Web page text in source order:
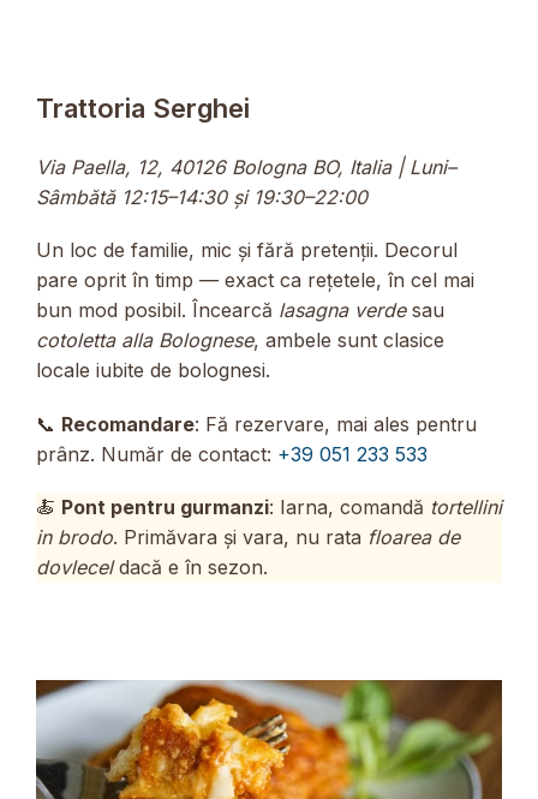
Trattoria Serghei
Via Paella, 12, 40126 Bologna BO, Italia | Luni–
Sâmbătă 12:15–14:30 și 19:30–22:00
Un loc de familie, mic și fără pretenții. Decorul
pare oprit în timp — exact ca rețetele, în cel mai
bun mod posibil. Încearcă lasagna verdesau
cotoletta alla Bolognese, ambele sunt clasice
locale iubite de bolognesi.
📞 Recomandare: Fă rezervare, mai ales pentru
prânz. Număr de contact: +39 051 233 533
🍝 Pont pentru gurmanzi: Iarna, comandă tortellini
in brodo. Primăvara și vara, nu rata floarea de
dovleceldacă e în sezon.